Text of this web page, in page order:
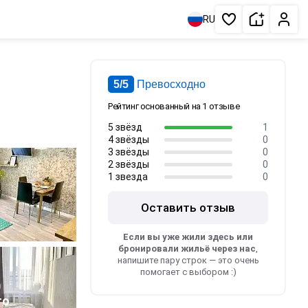
RU Избранное
Сдать
5/5 Превосходно
Рейтинг основанный на 1 отзыве
5 звёзд
1
4 звёзды
0
3 звёзды
0
2 звёзды
0
1 звезда
0
Оставить отзыв
Если вы уже жили здесь или
бронировали жильё через нас,
напишите пару строк — это очень
помогает с выбором :)